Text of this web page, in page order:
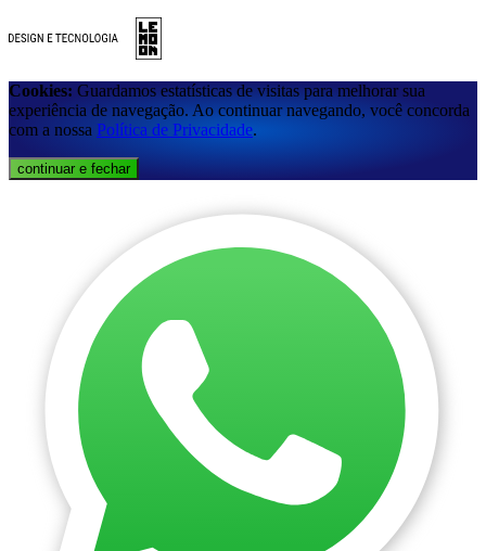
Cookies: Guardamos estatísticas de visitas para melhorar sua
experiência de navegação. Ao continuar navegando, você concorda
com a nossa Política de Privacidade.
continuar e fechar